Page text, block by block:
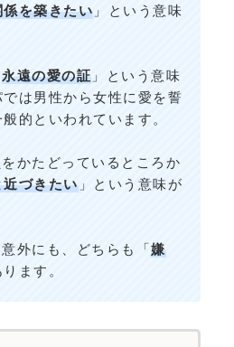
係を築きたい 」という意味
永遠の愛の証 」という意味
は男性から女性に愛を誓
的といわれています。
かたどっているところか
づきたい」という意味が
外にも、どちらも「嫌
ます。